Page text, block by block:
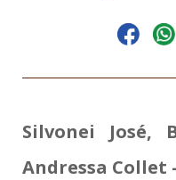
Silvonei José,
Andressa Collet